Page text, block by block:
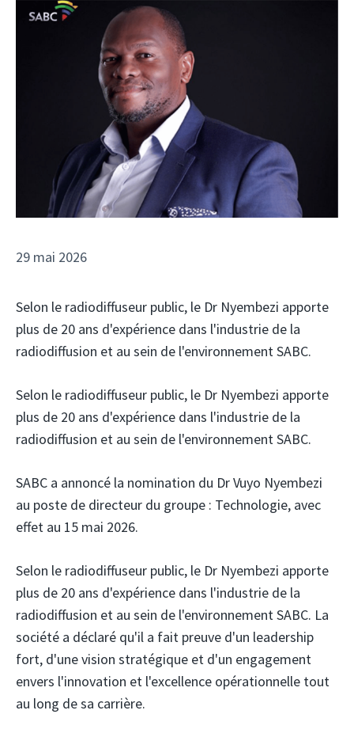
29 mai 2026
Selon le radiodiffuseur public, le Dr Nyembezi apporte
plus de 20 ans d'expérience dans l'industrie de la
radiodiffusion et au sein de l'environnement SABC.
Selon le radiodiffuseur public, le Dr Nyembezi apporte
plus de 20 ans d'expérience dans l'industrie de la
radiodiffusion et au sein de l'environnement SABC.
SABC a annoncé la nomination du Dr Vuyo Nyembezi
au poste de directeur du groupe : Technologie, avec
effet au 15 mai 2026.
Selon le radiodiffuseur public, le Dr Nyembezi apporte
plus de 20 ans d'expérience dans l'industrie de la
radiodiffusion et au sein de l'environnement SABC. La
société a déclaré qu'il a fait preuve d'un leadership
fort, d'une vision stratégique et d'un engagement
envers l'innovation et l'excellence opérationnelle tout
au long de sa carrière.